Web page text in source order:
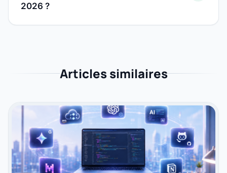
2026 ?
Articles similaires